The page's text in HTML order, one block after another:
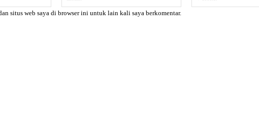
situs web saya di browser ini untuk lain kali saya berkomentar.